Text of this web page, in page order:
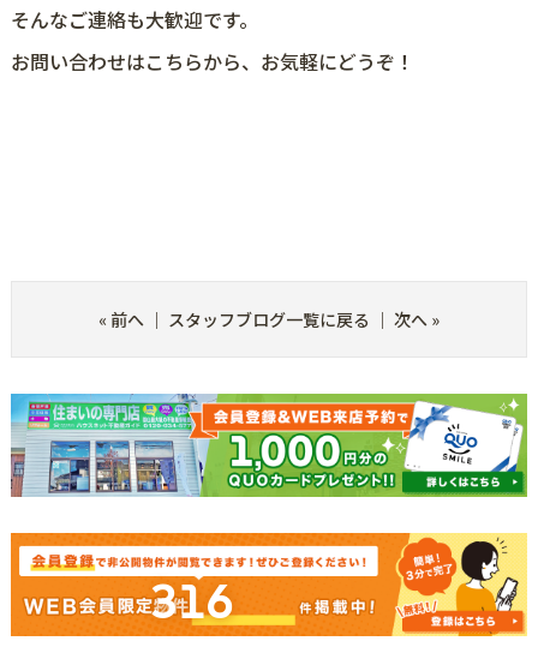
そんなご連絡も大歓迎です。
お問い合わせはこちらから、お気軽にどうぞ！
« 前へ｜ スタッフブログ一覧に戻る ｜ 次へ»
316